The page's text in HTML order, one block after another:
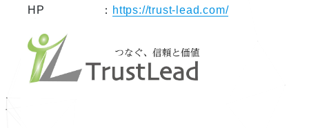
HP ： https://trust-lead.com/